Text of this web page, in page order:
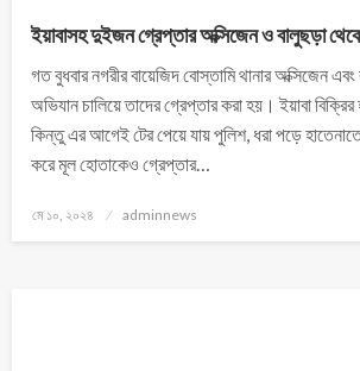
ইয়াবাসহ দুইজন গ্রেপ্তার অক্সিজেন ও বালুছড়া
গত বুধবার নগরীর বায়েজিদ বোস্তামি থানার অক্সিজেন
অভিযান চালিয়ে তাদের গ্রেপ্তার করা হয়। ইয়াবা বিক্রির
কিন্তু এর আগেই টের পেয়ে যায় পুলিশ, ধরা পড়ে
করে মূল হোতাকেও গ্রেপ্তার…
মে ১০, ২০২৪ adminnews